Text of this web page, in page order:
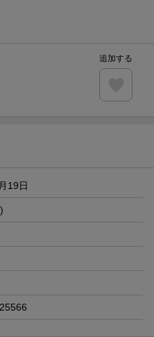
の拡散で300円OFFクーポン
宙組貸切公演ペアチケット
追加する
19日